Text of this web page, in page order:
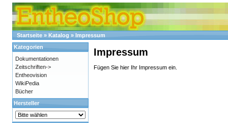
Startseite» Katalog » Impressum
Impressum
Fügen Sie hier Ihr Impressum ein.
Kategorien
Dokumentationen
Zeitschriften->
Entheovision
WikiPedia
Bücher
Hersteller